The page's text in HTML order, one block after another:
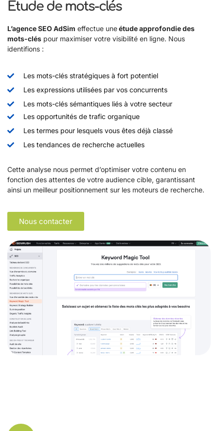
Étude de mots-clés
L’agence SEO AdSim effectue uneétude approfondie des
mots-clés pour maximiser votre visibilité en ligne. Nous
identifions :
Les mots-clés stratégiques à fort potentiel
Les expressions utilisées par vos concurrents
Les mots-clés sémantiques liés à votre secteur
Les opportunités de trafic organique
Les termes pour lesquels vous êtes déjà classé
Les tendances de recherche actuelles
Cette analyse nous permet d’optimiser votre contenu en
fonction des attentes de votre audience cible, garantissant
ainsi un meilleur positionnement sur les moteurs de recherche.
Nous contacter